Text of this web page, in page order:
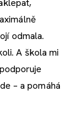
odmala.
A škola mi
– a pomáhá